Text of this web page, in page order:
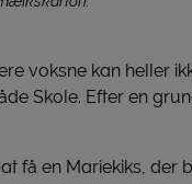
voksne kan heller
Skole. Efter en
få en Mariekiks, der